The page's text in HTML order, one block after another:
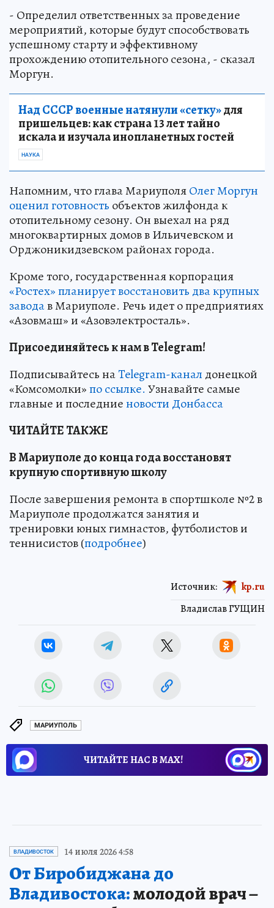
- Определил ответственных за проведение
мероприятий, которые будут способствовать
успешному старту и эффективному
прохождению отопительного сезона, - сказал
Моргун.
Над СССР военные натянули «сетку»для
пришельцев: как страна 13 лет тайно
искала и изучала инопланетных гостей
НАУКА
Напомним, что глава МариуполяОлег Моргун
оценил готовность объектов жилфонда к
отопительному сезону. Он выехал на ряд
многоквартирных домов в Ильичевском и
Орджоникидзевском районах города.
Кроме того, государственная корпорация
«Ростех» планирует восстановить два крупных
заводав Мариуполе. Речь идет о предприятиях
«Азовмаш» и «Азовэлектросталь».
Присоединяйтесь к нам в Telegram!
Подписывайтесь наTelegram-канал донецкой
«Комсомолки»по ссылке. Узнавайте самые
главные и последниеновости Донбасса
ЧИТАЙТЕ ТАКЖЕ
В Мариуполе до конца года восстановят
крупную спортивную школу
После завершения ремонта в спортшколе №2 в
Мариуполе продолжатся занятия и
тренировки юных гимнастов, футболистов и
теннисистов (подробнее)
Владислав ГУЩИН
Источник: kp.ru
МАРИУПОЛЬ
ЧИТАЙТЕ НАС В МАХ!
ВЛАДИВОСТОК 14 июля 2026 4:58
От Биробиджана до
Владивостока:молодой врач –